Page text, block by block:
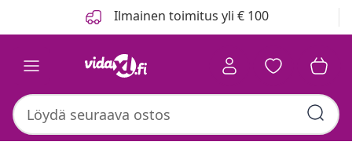
Ilmainen toimitus yli € 100